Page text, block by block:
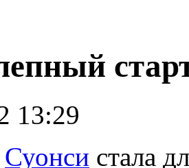
13:29
Суонси стала